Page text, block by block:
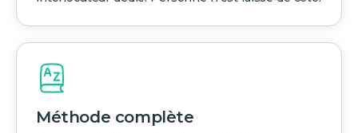
Méthode complète